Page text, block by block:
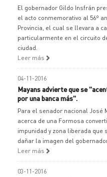
El gobernador Gildo Insfrán
el acto conmemorativo al 56º
Provincia, el cual se llevara a
particularmente en el circuito
ciudad.
Leer más
04-11-2016
Mayans advierte que se
por una banca más".
Para el senador nacional José
acerca de una Formosa
impunidad y zona liberada que
dañar la imagen del
Leer más
03-11-2016